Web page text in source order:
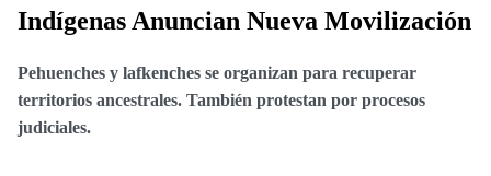
Indígenas Anuncian Nueva Movilización
Pehuenches y lafkenches se organizan para recuperar
territorios ancestrales. También protestan por procesos
judiciales.